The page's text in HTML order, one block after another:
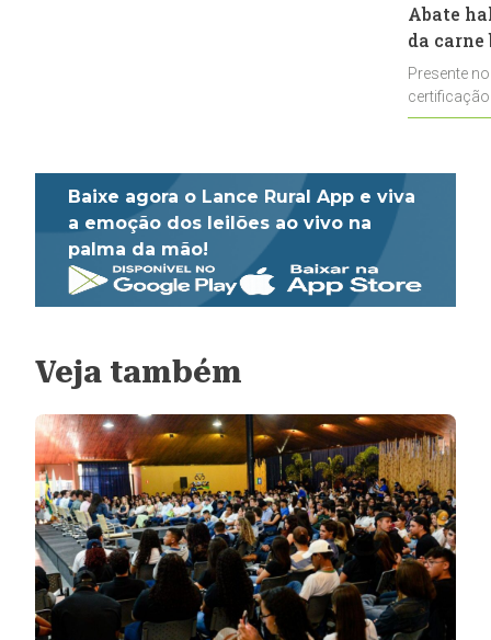
Abate
da
Presente
Baixe agora o Lance Rural App e viva
a emoção dos leilões ao vivo na
palma da mão!
Veja também